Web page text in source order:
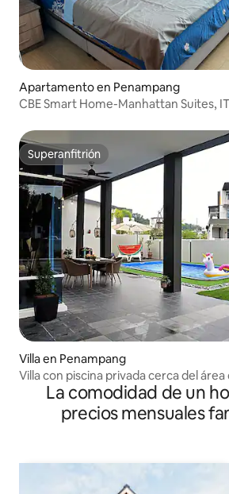
Apartamento en Penampang
CBE Smart Home-Manhattan Suites,
Superanfitrión
Superanfitrión
Villa en Penampang
Villa con piscina privada cerca del área
Kota Kinabalu
La comodidad de un
precios mensuales